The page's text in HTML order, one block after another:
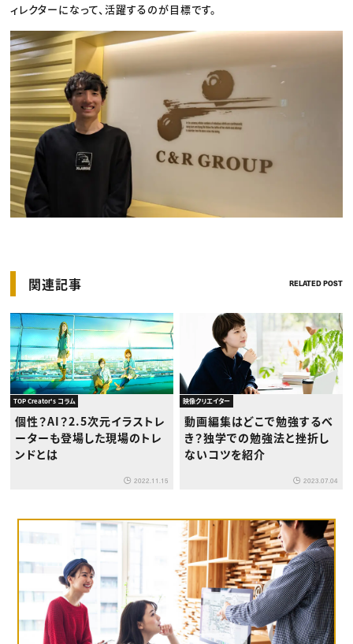
ィレクターになって、活躍するのが目標です。
関連記事 RELATED POST
TOP Creator's コラム
個性？AI？2.5次元イラストレ
ーターも登場した現場のトレ
ンドとは
2022.11.15
映像クリエイター
動画編集はどこで勉強するべ
き？独学での勉強法と挫折し
ないコツを紹介
2023.07.04